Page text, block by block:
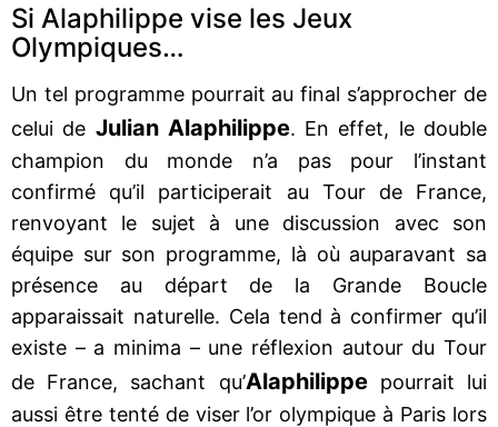
Si Alaphilippe vise les Jeux
Olympiques…
Un tel programme pourrait au final s’approcher de
celui de Julian Alaphilippe. En effet, le double
champion du monde n’a pas pour l’instant
confirmé qu’il participerait au Tour de France,
renvoyant le sujet à une discussion avec son
équipe sur son programme, là où auparavant sa
présence au départ de la Grande Boucle
apparaissait naturelle. Cela tend à confirmer qu’il
existe – a minima – une réflexion autour du Tour
de France, sachant qu’Alaphilippepourrait lui
aussi être tenté de viser l’or olympique à Paris lors